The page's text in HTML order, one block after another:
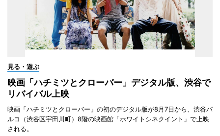
見る・遊ぶ
映画「ハチミツとクローバー」デジタル版、渋谷で
リバイバル上映
映画「ハチミツとクローバー」の初のデジタル版が8月7日から、渋谷パ
ルコ（渋谷区宇田川町）8階の映画館「ホワイトシネクイント」で上映
される。